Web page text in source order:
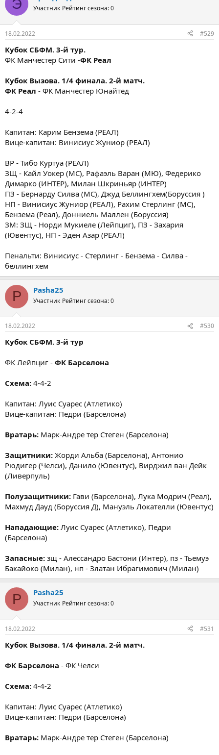
Э Участник Рейтинг сезона: 0
18.02.2022 #529
Кубок СБФМ. 3-й тур.
ФК Манчестер Сити -ФК Реал
Кубок Вызова. 1/4 финала. 2-й матч.
ФК Реал - ФК Манчестер Юнайтед
4-2-4
Капитан: Карим Бензема (РЕАЛ)
Вице-капитан: Винисиус Жуниор (РЕАЛ)
ВР - Тибо Куртуа (РЕАЛ)
ЗЩ - Кайл Уокер (МС), Рафаэль Варан (МЮ), Федерико
Димарко (ИНТЕР), Милан Шкриньяр (ИНТЕР)
ПЗ - Бернарду Силва (МС), Джуд Беллингхем(Боруссия )
НП - Винисиус Жуниор (РЕАЛ), Рахим Стерлинг (МС),
Бензема (Реал), Донниель Маллен (Боруссия)
ЗМ: ЗЩ - Норди Мукиеле (Лейпциг), ПЗ - Захария
(Ювентус), НП - Эден Азар (РЕАЛ)
Пенальти: Винисиус - Стерлинг - Бензема - Силва -
беллингхем
P Pasha25
Участник Рейтинг сезона: 0
18.02.2022 #530
Кубок СБФМ. 3-й тур
ФК Лейпциг - ФК Барселона
Схема: 4-4-2
Капитан: Луис Суарес (Атлетико)
Вице-капитан: Педри (Барселона)
Вратарь: Марк-Андре тер Стеген (Барселона)
Защитники: Жорди Альба (Барселона), Антонио
Рюдигер (Челси), Данило (Ювентус), Вирджил ван Дейк
(Ливерпуль)
Полузащитники: Гави (Барселона), Лука Модрич (Реал),
Махмуд Дауд (Боруссия Д), Мануэль Локателли (Ювентус)
Нападающие: Луис Суарес (Атлетико), Педри
(Барселона)
Запасные: зщ - Алессандро Бастони (Интер), пз - Тьемуэ
Бакайоко (Милан), нп - Златан Ибрагимович (Милан)
P Pasha25
Участник Рейтинг сезона: 0
18.02.2022 #531
Кубок Вызова. 1/4 финала. 2-й матч.
ФК Барселона - ФК Челси
Схема: 4-4-2
Капитан: Луис Суарес (Атлетико)
Вице-капитан: Педри (Барселона)
Вратарь: Марк-Андре тер Стеген (Барселона)